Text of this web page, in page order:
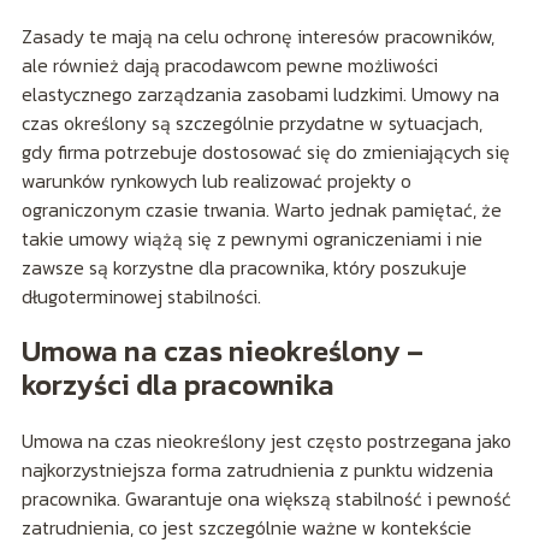
Zasady te mają na celu ochronę interesów pracowników,
ale również dają pracodawcom pewne możliwości
elastycznego zarządzania zasobami ludzkimi. Umowy na
czas określony są szczególnie przydatne w sytuacjach,
gdy firma potrzebuje dostosować się do zmieniających się
warunków rynkowych lub realizować projekty o
ograniczonym czasie trwania. Warto jednak pamiętać, że
takie umowy wiążą się z pewnymi ograniczeniami i nie
zawsze są korzystne dla pracownika, który poszukuje
długoterminowej stabilności.
Umowa na czas nieokreślony –
korzyści dla pracownika
Umowa na czas nieokreślony jest często postrzegana jako
najkorzystniejsza forma zatrudnienia z punktu widzenia
pracownika. Gwarantuje ona większą stabilność i pewność
zatrudnienia, co jest szczególnie ważne w kontekście